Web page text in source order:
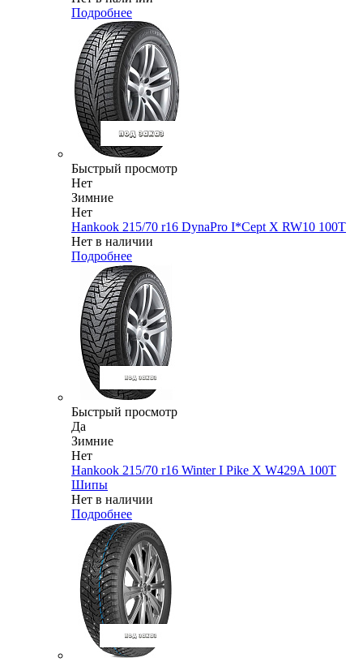
Подробнее
Быстрый просмотр
Нет
Зимние
Нет
Hankook 215/70 r16 DynaPro I*Cept X RW10 100T
Нет в наличии
Подробнее
Быстрый просмотр
Да
Зимние
Нет
Hankook 215/70 r16 Winter I Pike X W429A 100T
Шипы
Нет в наличии
Подробнее